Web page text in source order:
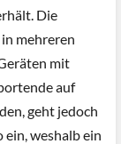
Die
mehreren
mit
auf
geht jedoch
weshalb ein